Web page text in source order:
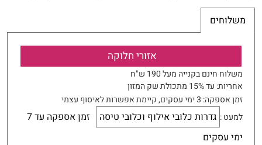
משלוחים
אזורי חלוקה
משלוח חינם בקנייה מעל 190 ש"ח
אחריות: עד 15% מתכולת שק המזון
זמן אספקה: 3ימי עסקים, קיימת אפשרות לאיסוף עצמי
למעט : גדרות כלובי אילוף וכלובי טיסה
זמן אספקה עד 7
ימי עסקים